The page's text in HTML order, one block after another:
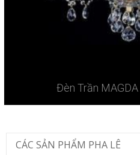
Đèn Trần
CÁC SẢN PHẨM PHA LÊ